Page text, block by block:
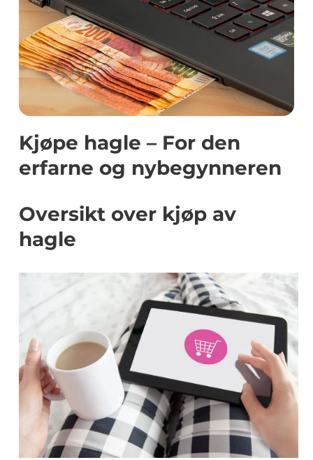
Kjøpe hagle – For den
erfarne og nybegynneren
Oversikt over kjøp av
hagle